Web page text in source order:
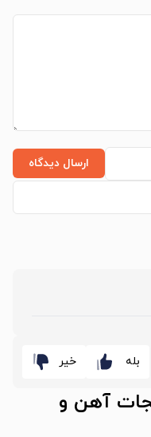
ارسال دیدگاه
بله خیر
آهن و